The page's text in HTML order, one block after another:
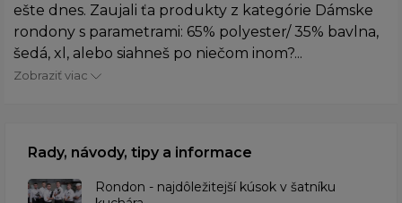
ešte dnes. Zaujali ťa produkty z kategórie Dámske
rondony s parametrami: 65% polyester/ 35% bavlna,
šedá, xl, alebo siahneš po niečom inom?...
Zobraziť viac
Rady, návody, tipy a informace
Rondon - najdôležitejší kúsok v šatníku